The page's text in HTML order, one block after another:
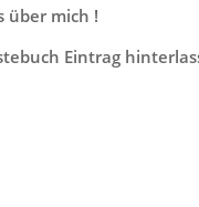
über mich !
Eintrag